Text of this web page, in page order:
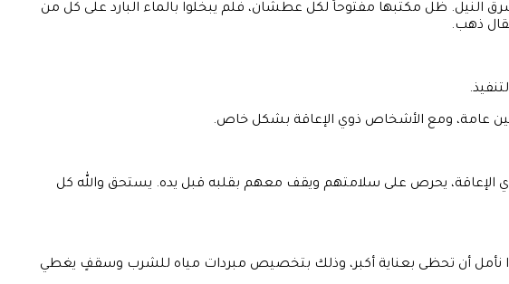
شرق النيل. ظل مكتبها مفتوحاً لكل عطشان، فلم يبخلوا بالماء البارد على كل من
ذهب.
عامة، ومع الأشخاص ذوي الإعاقة بشكل خاص.
الإعاقة، يحرص على سلامتهم ويقف معهم بقلبه قبل يده. يستحق والله كل
لذا نأمل أن تحظى بعناية أكبر، وذلك بتخصيص مبردات مياه للشرب وسقفٍ يغطي